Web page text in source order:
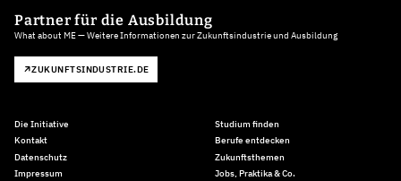
Partner für die Ausbildung
What about ME — Weitere Informationen zur Zukunftsindustrie und Ausbildung
ZUKUNFTSINDUSTRIE.DE
Die Initiative
Kontakt
Datenschutz
Impressum
Studium finden
Berufe entdecken
Zukunftsthemen
Jobs, Praktika & Co.